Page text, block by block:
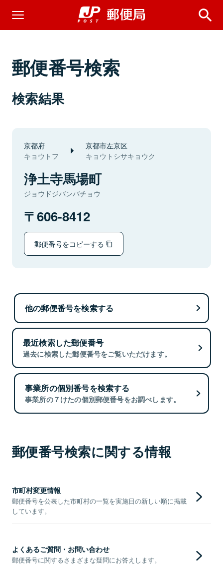
郵便番号検索
検索結果
京都府
キョウトフ
京都市左京区
キョウトシサキョウク
浄土寺馬場町
ジョウドジバンバチョウ
606-8412
郵便番号をコピーする
他の郵便番号を検索する
最近検索した郵便番号
過去に検索した郵便番号をご覧いただけます。
事業所の個別番号を検索する
事業所の７けたの個別郵便番号をお調べします。
郵便番号検索に関する情報
市町村変更情報
郵便番号を公表した市町村の一覧を実施日の新しい順に掲載
しています。
よくあるご質問・お問い合わせ
郵便番号に関するさまざまな疑問にお答えします。